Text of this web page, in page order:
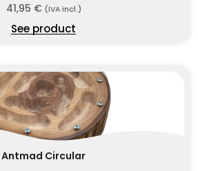
41,95 € (IVA incl.)
See product
Antmad Circular